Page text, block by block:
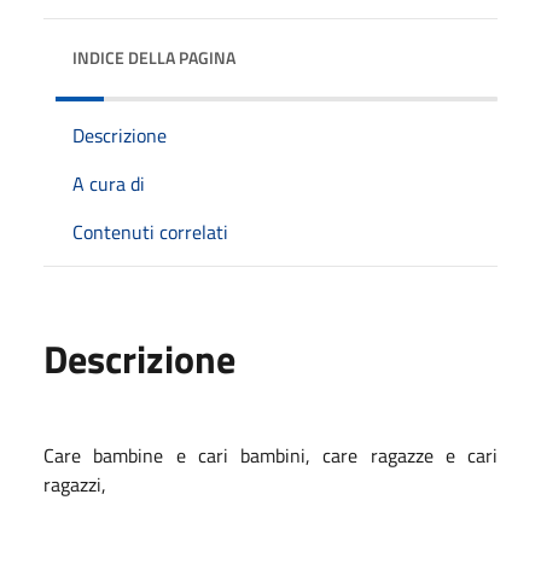
INDICE DELLA PAGINA
Descrizione
A cura di
Contenuti correlati
Descrizione
Care bambine e cari bambini, care ragazze e cari
ragazzi,